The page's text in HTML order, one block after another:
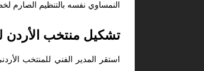
النمساوي نفسه بالتنظيم الصارم
تشكيل منتخب الأردن
استقر المدير الفني للمنتخب